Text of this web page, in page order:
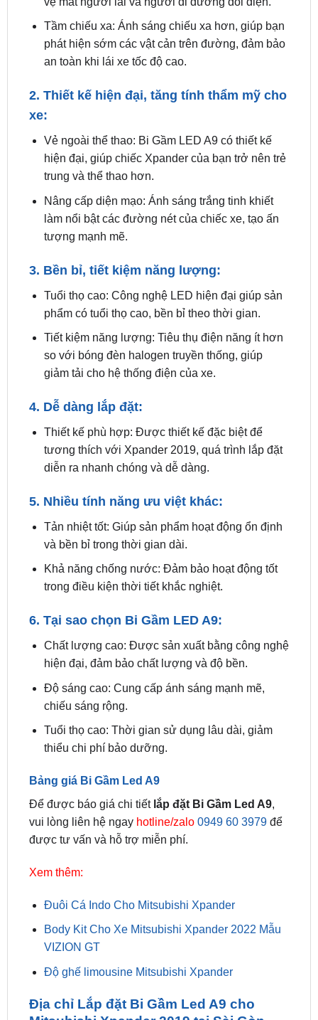
phát hiện sớm các vật cản trên đường, đảm bảo
an toàn khi lái xe tốc độ cao.
2. Thiết kế hiện đại, tăng tính thẩm mỹ cho
Vẻ ngoài thể thao: Bi Gầm LED A9 có thiết kế
hiện đại, giúp chiếc Xpander của bạn trở nên trẻ
trung và thể thao hơn.
Nâng cấp diện mạo: Ánh sáng trắng tinh khiết
làm nổi bật các đường nét của chiếc xe, tạo ấn
tượng mạnh mẽ.
3. Bền bỉ, tiết kiệm năng lượng:
phẩm có tuổi thọ cao, bền bỉ theo thời gian.
Tiết kiệm năng lượng: Tiêu thụ điện năng ít hơn
so với bóng đèn halogen truyền thống, giúp
giảm tải cho hệ thống điện của xe.
4. Dễ dàng lắp đặt:
tương thích với Xpander 2019, quá trình lắp đặt
diễn ra nhanh chóng và dễ dàng.
5. Nhiều tính năng ưu việt khác:
và bền bỉ trong thời gian dài.
Khả năng chống nước: Đảm bảo hoạt động tốt
trong điều kiện thời tiết khắc nghiệt.
6. Tại sao chọn Bi Gầm LED A9:
hiện đại, đảm bảo chất lượng và độ bền.
Độ sáng cao: Cung cấp ánh sáng mạnh mẽ,
chiếu sáng rộng.
Tuổi thọ cao: Thời gian sử dụng lâu dài, giảm
thiểu chi phí bảo dưỡng.
Bảng giá Bi Gầm Led A9
vui lòng liên hệ ngayhotline/zalo
được tư vấn và hỗ trợ miễn phí.
Xem thêm:
Đuôi Cá Indo Cho Mitsubishi Xpander
VIZION GT
Độ ghế limousine Mitsubishi Xpander
Địa chỉ Lắp đặt Bi Gầm Led A9 cho